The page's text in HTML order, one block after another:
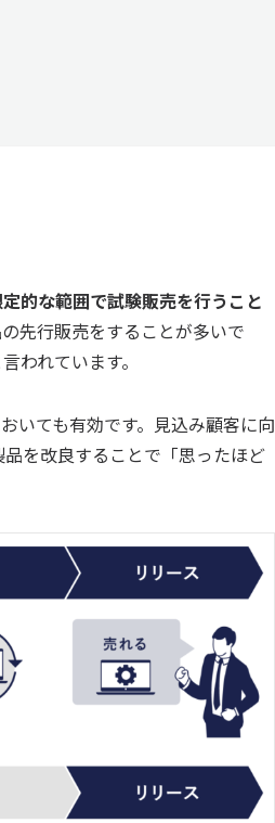
的な範囲で試験販売を行うこと
先行販売をすることが多いで
われています。
いても有効です。見込み顧客に向
を改良することで「思ったほど